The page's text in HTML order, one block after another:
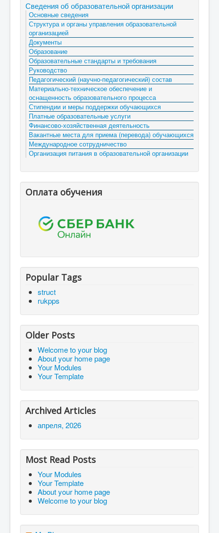
Сведения об образовательной организации
Основные сведения
Структура и органы управления образовательной
организацией
Документы
Образование
Образовательные стандарты и требования
Руководство
Педагогический (научно-педагогический) состав
Материально-техническое обеспечение и
оснащенность образовательного процесса
Стипендии и меры поддержки обучающихся
Платные образовательные услуги
Финансово-хозяйственная деятельность
Вакантные места для приема (перевода) обучающихся
Международное сотрудничество
Организация питания в образовательной организации
Оплата обучения
Popular Tags
struct
rukpps
Older Posts
Welcome to your blog
About your home page
Your Modules
Your Template
Archived Articles
апреля, 2026
Most Read Posts
Your Modules
Your Template
About your home page
Welcome to your blog